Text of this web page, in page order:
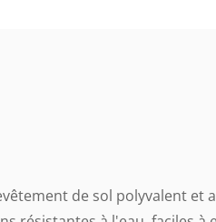
de sol polyvalent